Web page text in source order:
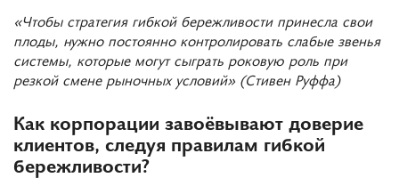
«Чтобы стратегия гибкой бережливости принесла свои
плоды, нужно постоянно контролировать слабые звенья
системы, которые могут сыграть роковую роль при
резкой смене рыночных условий» (Стивен Руффа)
Как корпорации завоёвывают доверие
клиентов, следуя правилам гибкой
бережливости?